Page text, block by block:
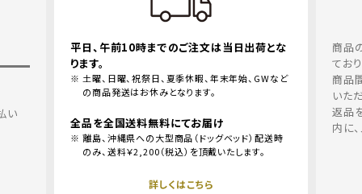
注文は当日出荷とな
休暇、年末年始、GWなど
お届け
（ドッグベッド）配送時
を頂戴いたします。
商品の品質、取り扱いについては十分留意
ておりますが、万一、お届けした商品の不良
商品間違えにつきましては、良品と交換さ
いただきます。
返品を希望される場合、商品到着後１週間
内に、メールリンクよりご連絡ください。